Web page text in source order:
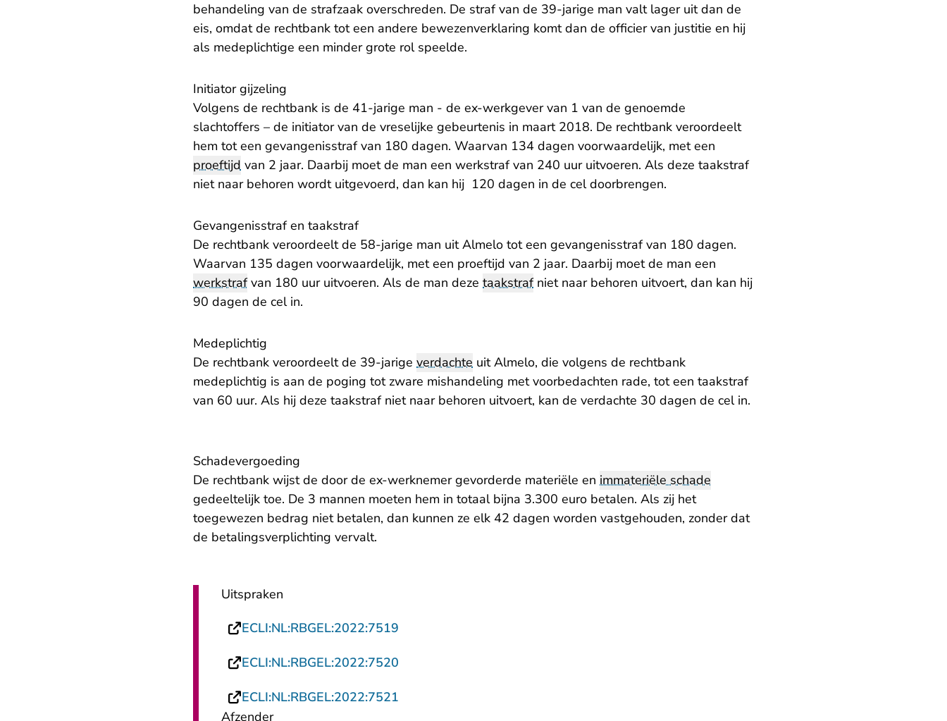
behandeling van de strafzaak overschreden. De straf van de 39-jarige man valt lager uit dan de
eis, omdat de rechtbank tot een andere bewezenverklaring komt dan de officier van justitie en hij
als medeplichtige een minder grote rol speelde.
Initiator gijzeling
Volgens de rechtbank is de 41-jarige man - de ex-werkgever van 1 van de genoemde
slachtoffers – de initiator van de vreselijke gebeurtenis in maart 2018. De rechtbank veroordeelt
hem tot een gevangenisstraf van 180 dagen. Waarvan 134 dagen voorwaardelijk, met een
proeftijd van 2 jaar. Daarbij moet de man een werkstraf van 240 uur uitvoeren. Als deze taakstraf
niet naar behoren wordt uitgevoerd, dan kan hij 120 dagen in de cel doorbrengen.
Gevangenisstraf en taakstraf
De rechtbank veroordeelt de 58-jarige man uit Almelo tot een gevangenisstraf van 180 dagen.
Waarvan 135 dagen voorwaardelijk, met een proeftijd van 2 jaar. Daarbij moet de man een
werkstrafvan 180 uur uitvoeren. Als de man deze taakstrafniet naar behoren uitvoert, dan kan hij
90 dagen de cel in.
Medeplichtig
De rechtbank veroordeelt de 39-jarige verdachte uit Almelo, die volgens de rechtbank
medeplichtig is aan de poging tot zware mishandeling met voorbedachten rade, tot een taakstraf
van 60 uur. Als hij deze taakstraf niet naar behoren uitvoert, kan de verdachte 30 dagen de cel in.
Schadevergoeding
De rechtbank wijst de door de ex-werknemer gevorderde materiële en immateriële schade
gedeeltelijk toe. De 3 mannen moeten hem in totaal bijna 3.300 euro betalen. Als zij het
toegewezen bedrag niet betalen, dan kunnen ze elk 42 dagen worden vastgehouden, zonder dat
de betalingsverplichting vervalt.
Uitspraken
ECLI:NL:RBGEL:2022:7519
ECLI:NL:RBGEL:2022:7520
ECLI:NL:RBGEL:2022:7521
Afzender